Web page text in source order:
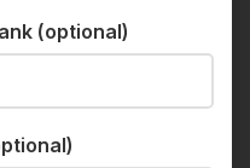
(optional)